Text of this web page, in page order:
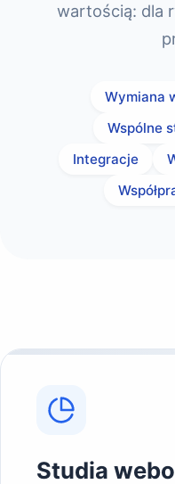
wartością: dla
Wymiana
Wspólne
Integracje
Studia